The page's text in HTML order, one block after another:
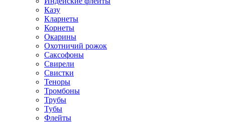
Казу
Кларнеты
Корнеты
Окарины
Охотничий рожок
Саксофоны
Свирели
Свистки
Теноры
Тромбоны
Трубы
Тубы
Флейты